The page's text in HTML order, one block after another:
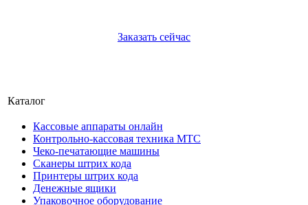
Заказать сейчас
Каталог
Кассовые аппараты онлайн
Контрольно-кассовая техника МТС
Чеко-печатающие машины
Сканеры штрих кода
Принтеры штрих кода
Денежные ящики
Упаковочное оборудование